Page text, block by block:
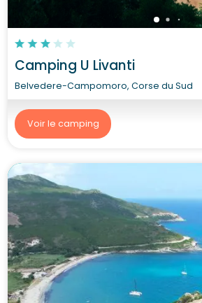
Camping U Livanti
Belvedere-Campomoro, Corse du Sud
Voir le camping